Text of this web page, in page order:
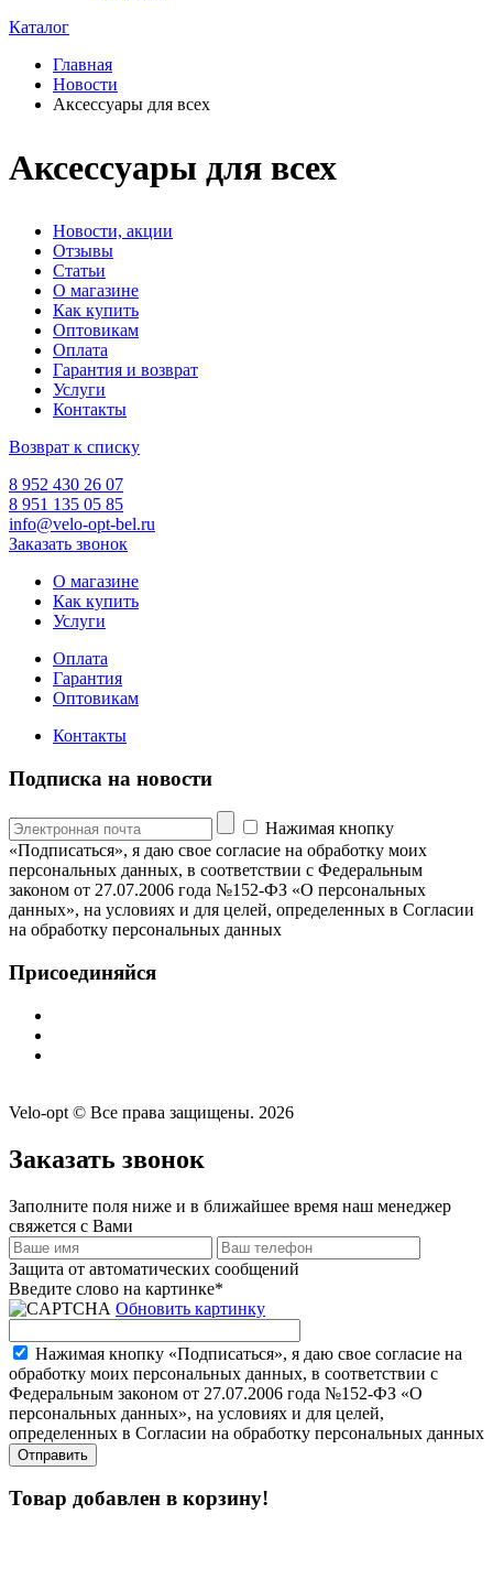
Каталог
Главная
Новости
Аксессуары для всех
Аксессуары для всех
Новости, акции
Отзывы
Статьи
О магазине
Как купить
Оптовикам
Оплата
Гарантия и возврат
Услуги
Контакты
Возврат к списку
8 952 430 26 07
8 951 135 05 85
info@velo-opt-bel.ru
Заказать звонок
О магазине
Как купить
Услуги
Оплата
Гарантия
Оптовикам
Контакты
Подписка на новости
Нажимая кнопку
«Подписаться», я даю свое согласие на обработку моих
персональных данных, в соответствии с Федеральным
законом от 27.07.2006 года №152-ФЗ «О персональных
данных», на условиях и для целей, определенных в Согласии
на обработку персональных данных
Присоединяйся
Velo-opt © Все права защищены. 2026
Заказать звонок
Заполните поля ниже и в ближайшее время наш менеджер
свяжется с Вами
Защита от автоматических сообщений
Введите слово на картинке*
Обновить картинку
Нажимая кнопку «Подписаться», я даю свое согласие на
обработку моих персональных данных, в соответствии с
Федеральным законом от 27.07.2006 года №152-ФЗ «О
персональных данных», на условиях и для целей,
определенных в Согласии на обработку персональных данных
Товар добавлен в корзину!